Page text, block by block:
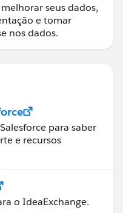
seus dados,
e tomar
nos dados.
para saber
e recursos
o IdeaExchange.